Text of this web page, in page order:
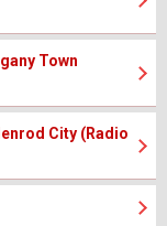
Town
City (Radio